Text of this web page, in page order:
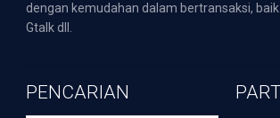
dengan kemudahan dalam bertransaksi,
Gtalk dll.
PENCARIAN